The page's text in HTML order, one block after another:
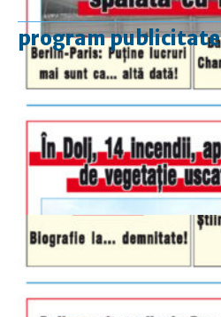
program publicitate
luni-vineri
duminică